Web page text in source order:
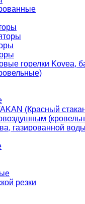
горелки Kovea,
(Красный
газированной
резки